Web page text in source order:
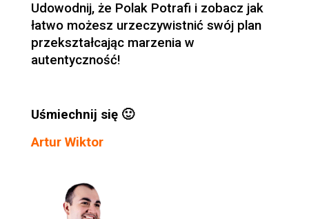
Udowodnij, że Polak Potrafi i zobacz jak
łatwo możesz urzeczywistnić swój plan
przekształcając marzenia w
autentyczność!
Uśmiechnij się 🙂
Artur Wiktor